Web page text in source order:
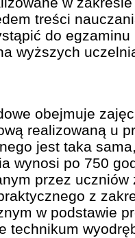
treści
do
wyższych
obejmuje
realizowaną u
jest taka
wynosi po 750
przez
z
w podstawie
technikum